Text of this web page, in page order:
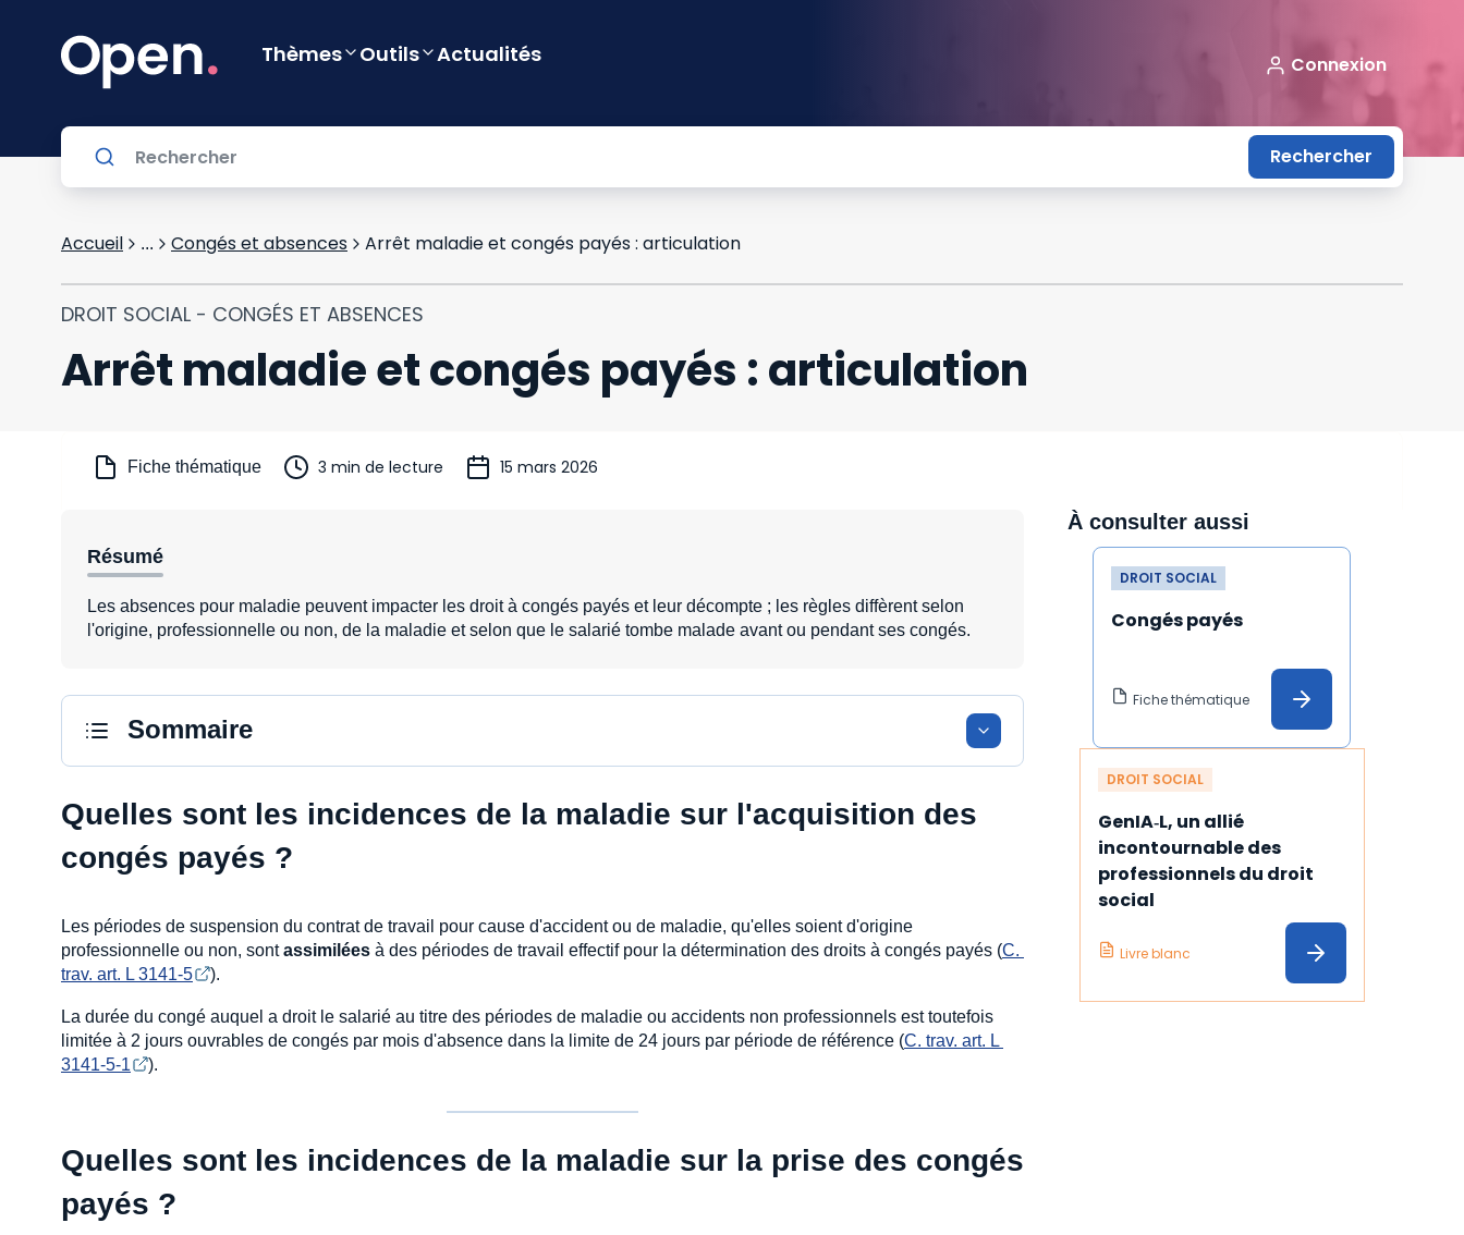
Thèmes Outils Actualités Connexion
Rechercher
Accueil ... Congés et absences Arrêt maladie et congés payés : articulation
DROIT SOCIAL - CONGÉS ET ABSENCES
Arrêt maladie et congés payés : articulation
Fiche thématique 3 min de lecture 15 mars 2026
Résumé
Les absences pour maladie peuvent impacter les droit à congés payés et leur décompte ; les règles diffèrent selon
l'origine, professionnelle ou non, de la maladie et selon que le salarié tombe malade avant ou pendant ses congés.
Sommaire
Quelles sont les incidences de la maladie sur l'acquisition des
congés payés ?
Les périodes de suspension du contrat de travail pour cause d'accident ou de maladie, qu'elles soient d'origine
professionnelle ou non, sontassimilées à des périodes de travail effectif pour la détermination des droits à congés payés (C.
trav. art. L 3141-5
).
La durée du congé auquel a droit le salarié au titre des périodes de maladie ou accidents non professionnels est toutefois
limitée à 2 jours ouvrables de congés par mois d'absence dans la limite de 24 jours par période de référence (C. trav. art. L
3141-5-1
).
Quelles sont les incidences de la maladie sur la prise des congés
payés ?
À consulter aussi
DROIT SOCIAL
Congés payés
Fiche thématique
DROIT SOCIAL
GenIA‑L, un allié
incontournable des
professionnels du droit
social
Livre blanc